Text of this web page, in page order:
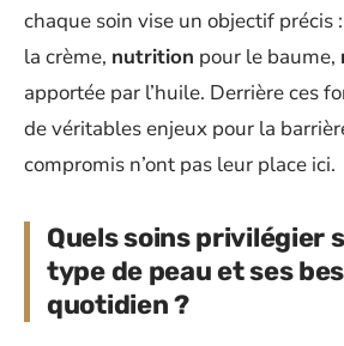
chaque soin vise un objectif précis :
la crème, nutrition pour le baume,
apportée par l’huile. Derrière ces
de véritables enjeux pour la
compromis n’ont pas leur place ici.
Quels soins privilégier
type de peau et ses
quotidien ?